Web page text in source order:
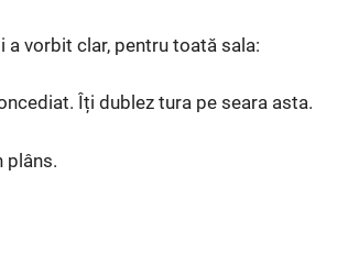
a vorbit clar, pentru toată sala:
Îți dublez tura pe seara asta.
plâns.